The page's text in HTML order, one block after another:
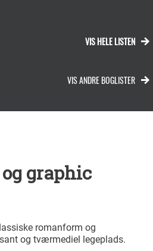
VIS HELE LISTEN
VIS ANDRE BOGLISTER
graphic
romanform og
og tværmediel legeplads.